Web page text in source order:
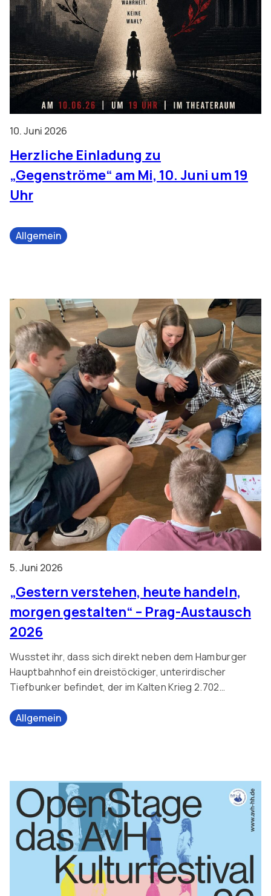
10. Juni 2026
Herzliche Einladung zu
„Gegenströme“ am Mi, 10. Juni um 19
Uhr
Allgemein
5. Juni 2026
„Gestern verstehen, heute handeln,
morgen gestalten“ – Prag-Austausch
2026
Wusstet ihr, dass sich direkt neben dem Hamburger
Hauptbahnhof ein dreistöckiger, unterirdischer
Tiefbunker befindet, der im Kalten Krieg 2.702
und Pflegeanstalt Lüneburg ein Ort der NS-
uns mit […]
Allgemein